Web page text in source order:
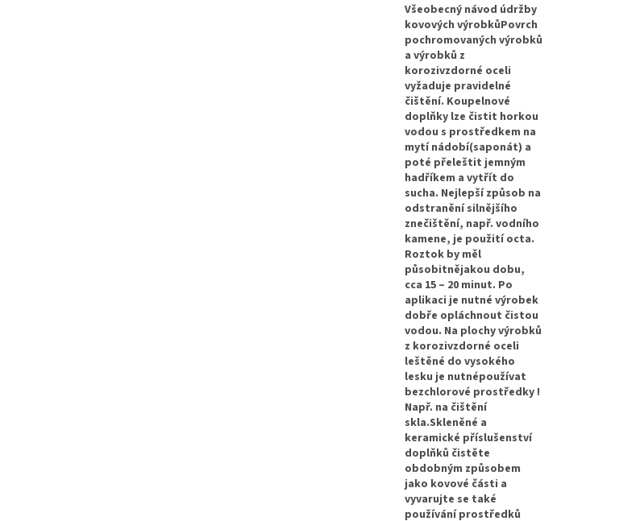
Všeobecný návod údržby
kovových výrobkůPovrch
pochromovaných výrobků
a výrobků z
korozivzdorné oceli
vyžaduje pravidelné
čištění. Koupelnové
doplňky lze čistit horkou
vodou s prostředkem na
mytí nádobí(saponát) a
poté přeleštit jemným
hadříkem a vytřít do
sucha. Nejlepší způsob na
odstranění silnějšího
znečištění, např. vodního
kamene, je použití octa.
Roztok by měl
působitnějakou dobu,
cca 15 – 20 minut. Po
aplikaci je nutné výrobek
dobře opláchnout čistou
vodou. Na plochy výrobků
z korozivzdorné oceli
leštěné do vysokého
lesku je nutnépoužívat
bezchlorové prostředky !
Např. na čištění
skla.Skleněné a
keramické příslušenství
doplňků čistěte
obdobným způsobem
jako kovové části a
vyvarujte se také
používání prostředků